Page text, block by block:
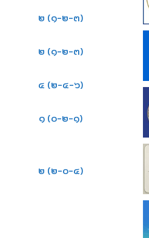
๒ (๑-๒-๓)
๒ (๑-๒-๓)
๔ (๒-๔-๖)
๑ (๐-๒-๑)
๒ (๒-๐-๔)